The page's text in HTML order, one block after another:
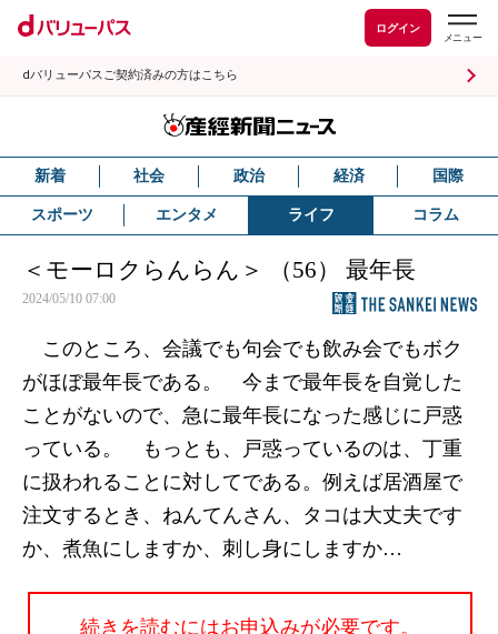
ログイン
dバリューパスご契約済みの方はこちら
新着 社会 政治 経済 国際
スポーツ エンタメ ライフ コラム
＜モーロクらんらん＞ （56） 最年長
2024/05/10 07:00
このところ、会議でも句会でも飲み会でもボク
がほぼ最年長である。 今まで最年長を自覚した
ことがないので、急に最年長になった感じに戸惑
っている。 もっとも、戸惑っているのは、丁重
に扱われることに対してである。例えば居酒屋で
注文するとき、ねんてんさん、タコは大丈夫です
か、煮魚にしますか、刺し身にしますか…
続きを読むにはお申込みが必要です。